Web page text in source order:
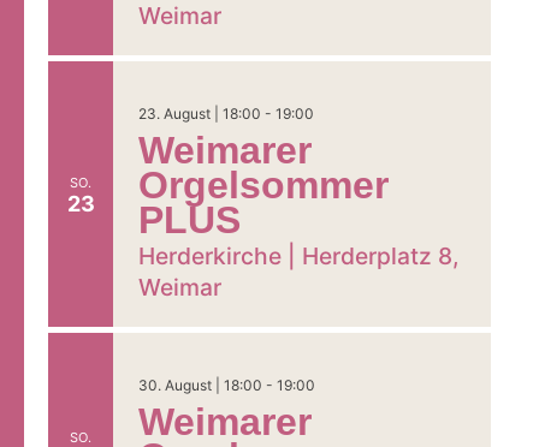
Weimar
SO.
23
23. August | 18:00 - 19:00
Weimarer
Orgelsommer
PLUS
Herderkirche | Herderplatz 8,
Weimar
SO.
30. August | 18:00 - 19:00
Weimarer